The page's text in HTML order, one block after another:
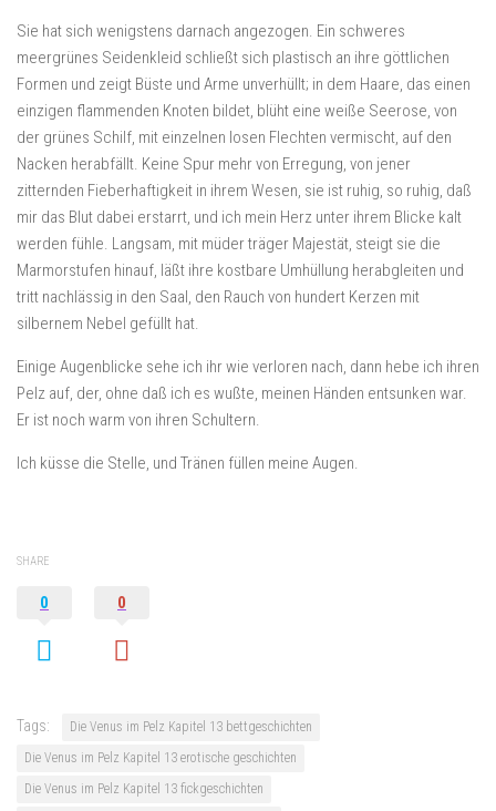
Sie hat sich wenigstens darnach angezogen. Ein schweres
meergrünes Seidenkleid schließt sich plastisch an ihre göttlichen
Formen und zeigt Büste und Arme unverhüllt; in dem Haare, das einen
einzigen flammenden Knoten bildet, blüht eine weiße Seerose, von
der grünes Schilf, mit einzelnen losen Flechten vermischt, auf den
Nacken herabfällt. Keine Spur mehr von Erregung, von jener
zitternden Fieberhaftigkeit in ihrem Wesen, sie ist ruhig, so ruhig, daß
mir das Blut dabei erstarrt, und ich mein Herz unter ihrem Blicke kalt
werden fühle. Langsam, mit müder träger Majestät, steigt sie die
Marmorstufen hinauf, läßt ihre kostbare Umhüllung herabgleiten und
tritt nachlässig in den Saal, den Rauch von hundert Kerzen mit
silbernem Nebel gefüllt hat.
Einige Augenblicke sehe ich ihr wie verloren nach, dann hebe ich ihren
Pelz auf, der, ohne daß ich es wußte, meinen Händen entsunken war.
Er ist noch warm von ihren Schultern.
Ich küsse die Stelle, und Tränen füllen meine Augen.
SHARE
0 0
Tags:
Die Venus im Pelz Kapitel 13 bettgeschichten
Die Venus im Pelz Kapitel 13 erotische geschichten
Die Venus im Pelz Kapitel 13 fickgeschichten